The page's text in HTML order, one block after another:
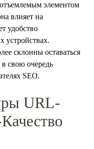
элементом
влияет на
удобство
устройствах.
склонны оставаться
в свою очередь
SEO.
URL-